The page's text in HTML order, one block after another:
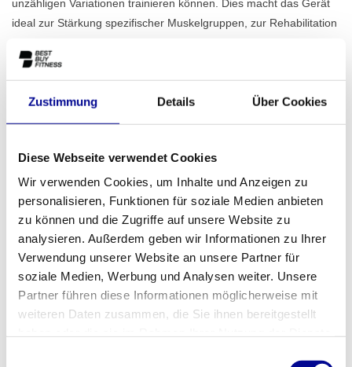
Zustimmung Details Über Cookies
Diese Webseite verwendet Cookies
Wir verwenden Cookies, um Inhalte und Anzeigen zu
personalisieren, Funktionen für soziale Medien anbieten
zu können und die Zugriffe auf unsere Website zu
analysieren. Außerdem geben wir Informationen zu Ihrer
Verwendung unserer Website an unsere Partner für
soziale Medien, Werbung und Analysen weiter. Unsere
Partner führen diese Informationen möglicherweise mit
weiteren Daten zusammen, die Sie ihnen bereitgestellt
unzähligen Variationen trainieren können. Dies macht das Gerät
ideal zur Stärkung spezifischer Muskelgruppen, zur Rehabilitation
wichtigsten Vorteile auf einen Blick:
Trainieren Sie Brust, Rücken,
Schultern, Arme und Core mit einem kompakten Gerät.
Dies macht die Pulley zu einer ausgezeichneten Wahl für
Große Gewichtsauswahl:Mit einem Standard-
Herausforderung für Anfänger und fortgeschrittene Sportler.
Doppelte Kabel:Die zwei unabhängigen Kabel
ermöglichen es Ihnen, beide Seiten Ihres Körpers
gleichzeitig oder separat zu trainieren, was zur Entwicklung
der Muskelbalance beiträgt.
Professionelle Qualität:Als überholtes Modell wurde
diese Selection Pulley sorgfältig auf Qualität und
Zuverlässigkeit geprüft, sodass sie für intensiven und
langfristigen Gebrauch bereit ist.
Für wen ist dieses Gerät geeignet?